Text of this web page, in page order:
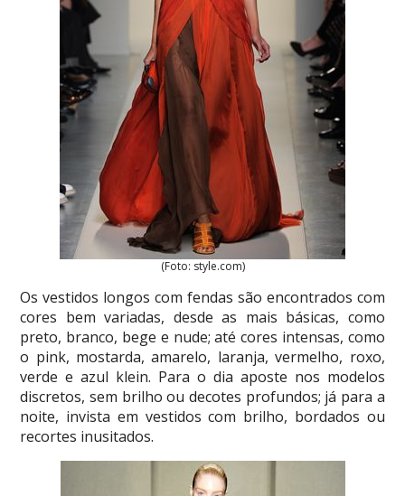
(Foto: style.com)
Os vestidos longos com fendas são encontrados com
cores bem variadas, desde as mais básicas, como
preto, branco, bege e nude; até cores intensas, como
o pink, mostarda, amarelo, laranja, vermelho, roxo,
verde e azul klein. Para o dia aposte nos modelos
discretos, sem brilho ou decotes profundos; já para a
noite, invista em vestidos com brilho, bordados ou
recortes inusitados.